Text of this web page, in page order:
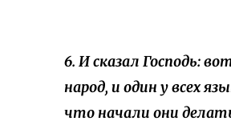
6. И сказал Господь:
народ, и один у всех
что начали они